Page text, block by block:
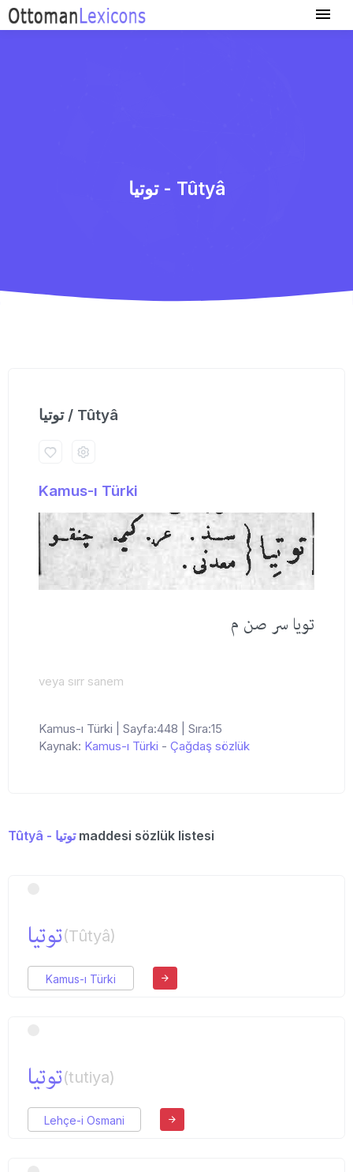
توتیا - Tûtyâ
توتیا / Tûtyâ
Kamus-ı Türki
تویا سر صن م
veya sırr sanem
Kamus-ı Türki | Sayfa:448 | Sıra:15
Kaynak: Kamus-ı Türki - Çağdaş sözlük
Tûtyâ - توتیاmaddesi sözlük listesi
توتیا(Tûtyâ)
Kamus-ı Türki
توتیا(tutiya)
Lehçe-i Osmani